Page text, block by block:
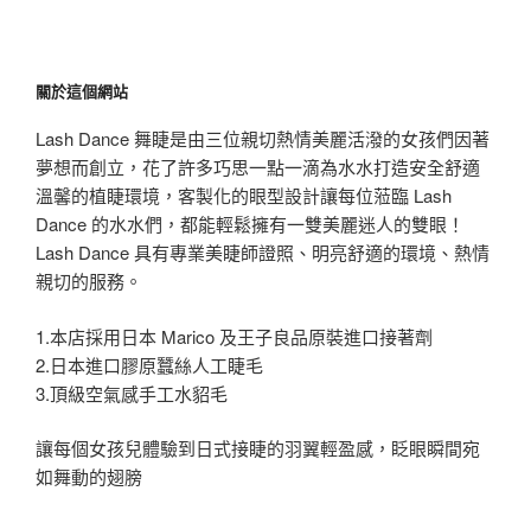
關於這個網站
Lash Dance 舞睫是由三位親切熱情美麗活潑的女孩們因著
夢想而創立，花了許多巧思一點一滴為水水打造安全舒適
溫馨的植睫環境，客製化的眼型設計讓每位蒞臨 Lash
Dance 的水水們，都能輕鬆擁有一雙美麗迷人的雙眼！
Lash Dance 具有專業美睫師證照、明亮舒適的環境、熱情
親切的服務。
1.本店採用日本 Marico 及王子良品原裝進口接著劑
2.日本進口膠原蠶絲人工睫毛
3.頂級空氣感手工水貂毛
讓每個女孩兒體驗到日式接睫的羽翼輕盈感，眨眼瞬間宛
如舞動的翅膀